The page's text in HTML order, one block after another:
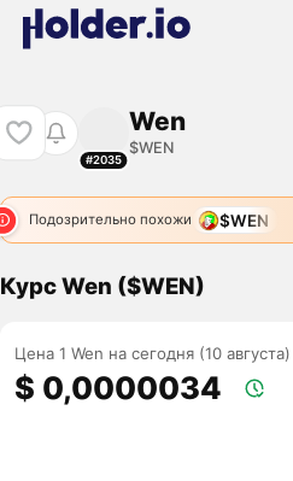
#2035
Wen
$WEN
Подозрительно похожи $WEN
Курс Wen ($WEN)
Цена 1 Wen на сегодня (10 августа)
$ 0,0000034